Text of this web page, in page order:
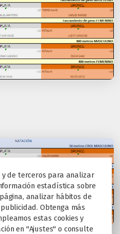
y de terceros para analizar
estadística sobre
analizar hábitos de
Obtenga más
estas cookies y
en "Ajustes" o consulte